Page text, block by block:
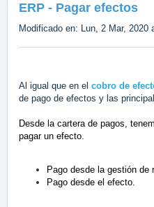
ERP - Pagar efectos
Modificado en: Lun, 2 Mar, 2020
Al igual que en el cobro de
de pago de efectos y las
Desde la cartera de pagos,
pagar un efecto.
Pago desde la gestión de
Pago desde el efecto.